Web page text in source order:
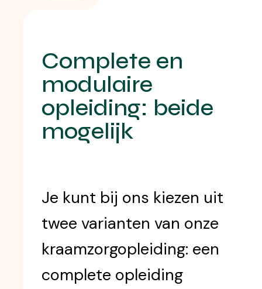
Complete en
modulaire
opleiding: beide
mogelijk
Je kunt bij ons kiezen uit
twee varianten van onze
kraamzorgopleiding: een
complete opleiding